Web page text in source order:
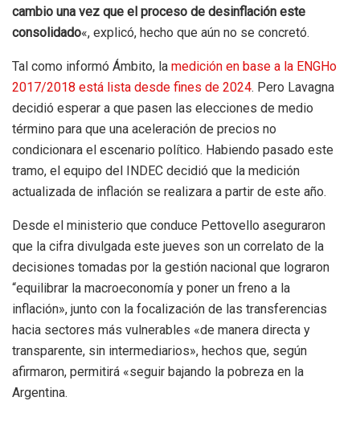
cambio una vez que el proceso de desinflación este
consolidado«, explicó, hecho que aún no se concretó.
Tal como informó Ámbito, la medición en base a la ENGHo
2017/2018 está lista desde fines de 2024. Pero Lavagna
decidió esperar a que pasen las elecciones de medio
término para que una aceleración de precios no
condicionara el escenario político. Habiendo pasado este
tramo, el equipo del INDEC decidió que la medición
actualizada de inflación se realizara a partir de este año.
Desde el ministerio que conduce Pettovello aseguraron
que la cifra divulgada este jueves son un correlato de la
decisiones tomadas por la gestión nacional que lograron
“equilibrar la macroeconomía y poner un freno a la
inflación», junto con la focalización de las transferencias
hacia sectores más vulnerables «de manera directa y
transparente, sin intermediarios», hechos que, según
afirmaron, permitirá «seguir bajando la pobreza en la
Argentina.